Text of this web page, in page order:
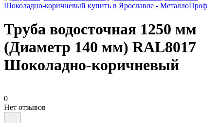
Труба водосточная 1250 мм
(Диаметр 140 мм) RAL8017
Шоколадно-коричневый
0
Нет отзывов